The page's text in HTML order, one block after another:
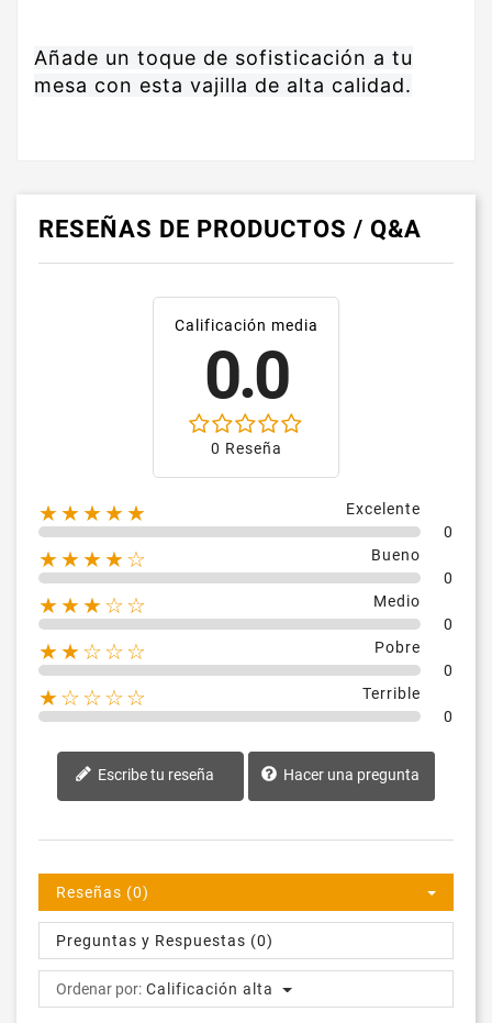
Añade un toque de sofisticación a tu
mesa con esta vajilla de alta calidad.
RESEÑAS DE PRODUCTOS / Q&A
Calificación media
0.0
0 Reseña
★★★★★
Excelente
0
★★★★☆
Bueno
0
★★★☆☆
Medio
0
★★☆☆☆
Pobre
0
★☆☆☆☆
Terrible
0
Escribe tu reseña Hacer una pregunta
Reseñas (0)
Preguntas y Respuestas (0)
Ordenar por: Calificación alta